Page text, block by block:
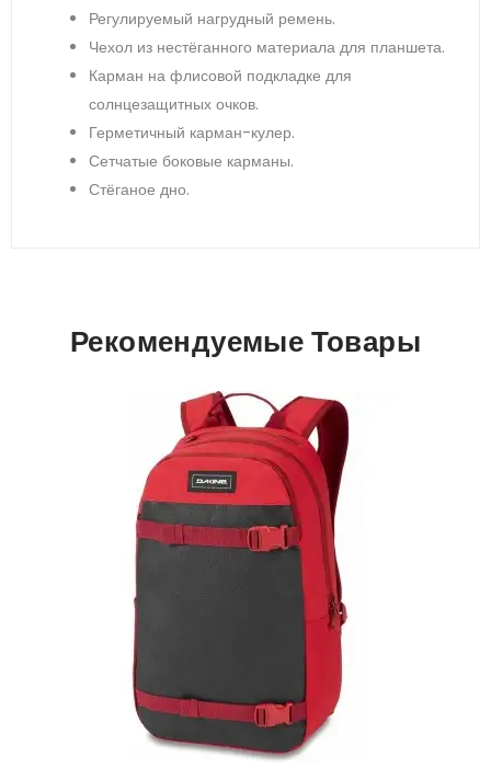
Регулируемый нагрудный ремень.
Чехол из нестёганного материала для планшета.
Карман на флисовой подкладке для
солнцезащитных очков.
Герметичный карман-кулер.
Сетчатые боковые карманы.
Стёганое дно.
Рекомендуемые Товары